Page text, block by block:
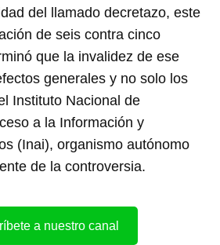
del llamado decretazo, este
de seis contra cinco
que la invalidez de ese
generales y no solo los
Instituto Nacional de
a la Información y
(Inai), organismo autónomo
de la controversia.
a nuestro canal